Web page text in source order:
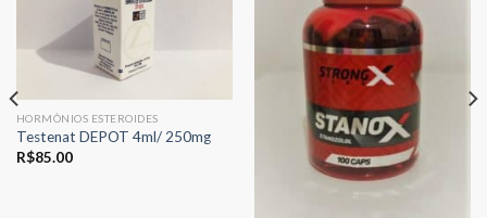
HORMÔNIOS ESTEROIDES
Testenat DEPOT 4ml/ 250mg
R$85.00
Adicionar
aos meus